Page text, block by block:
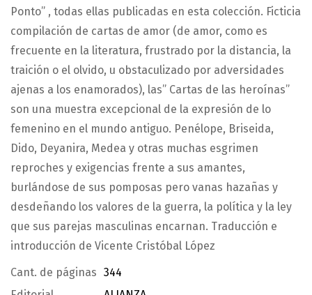
Ponto” , todas ellas publicadas en esta colección. Ficticia
compilación de cartas de amor (de amor, como es
frecuente en la literatura, frustrado por la distancia, la
traición o el olvido, u obstaculizado por adversidades
ajenas a los enamorados), las” Cartas de las heroínas”
son una muestra excepcional de la expresión de lo
femenino en el mundo antiguo. Penélope, Briseida,
Dido, Deyanira, Medea y otras muchas esgrimen
reproches y exigencias frente a sus amantes,
burlándose de sus pomposas pero vanas hazañas y
desdeñando los valores de la guerra, la política y la ley
que sus parejas masculinas encarnan. Traducción e
introducción de Vicente Cristóbal López
Cant. de páginas 344